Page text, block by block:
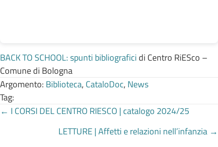
BACK TO SCHOOL: spunti bibliografici di Centro RiESco –
Comune di Bologna
Argomento: Biblioteca, CataloDoc, News
Tag:
Posts
navigation
← I CORSI DEL CENTRO RIESCO | catalogo 2024/25
LETTURE | Affetti e relazioni nell’infanzia →